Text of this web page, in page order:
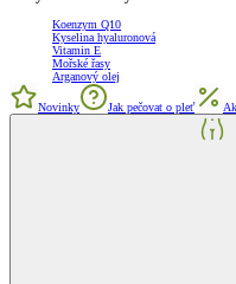
Koenzym Q10
Kyselina hyaluronová
Vitamin E
Mořské řasy
Arganový olej
Novinky Jak pečovat o pleť